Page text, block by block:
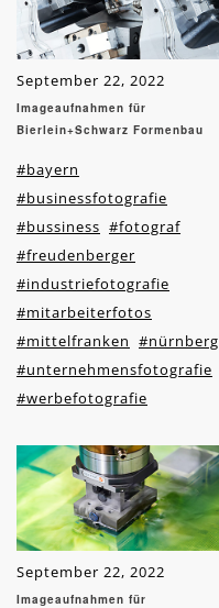
September 22, 2022
Imageaufnahmen für
Bierlein+Schwarz Formenbau
#bayern
#businessfotografie
#bussiness #fotograf
#freudenberger
#industriefotografie
#mitarbeiterfotos
#mittelfranken #nürnberg
#unternehmensfotografie
#werbefotografie
September 22, 2022
Imageaufnahmen für